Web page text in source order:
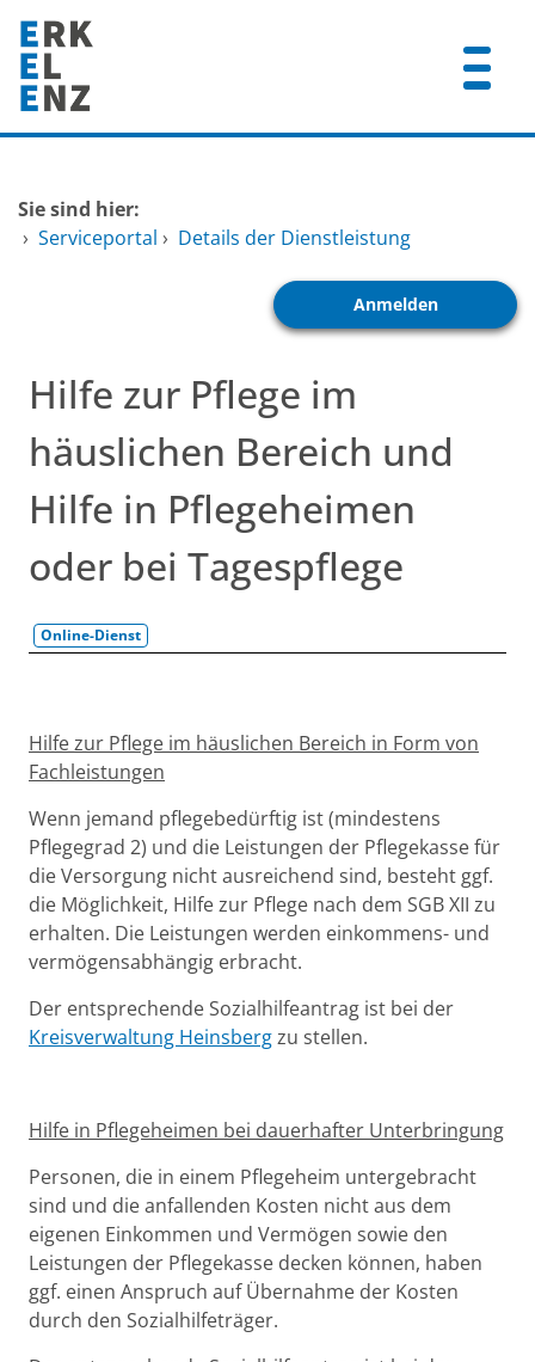
Zum Hauptinhalt springen
Dienstleistungen A-Z
Sie sind hier:
› Serviceportal › Details der Dienstleistung
Anmelden
Hilfe zur Pflege im
häuslichen Bereich und
Hilfe in Pflegeheimen
oder bei Tagespflege
Online-Dienst
Hilfe zur Pflege im häuslichen Bereich in Form von
Fachleistungen
Wenn jemand pflegebedürftig ist (mindestens
Pflegegrad 2) und die Leistungen der Pflegekasse für
die Versorgung nicht ausreichend sind, besteht ggf.
die Möglichkeit, Hilfe zur Pflege nach dem SGB XII zu
erhalten. Die Leistungen werden einkommens- und
vermögensabhängig erbracht.
Der entsprechende Sozialhilfeantrag ist bei der
Kreisverwaltung Heinsbergzu stellen.
Hilfe in Pflegeheimen bei dauerhafter Unterbringung
Personen, die in einem Pflegeheim untergebracht
sind und die anfallenden Kosten nicht aus dem
eigenen Einkommen und Vermögen sowie den
Leistungen der Pflegekasse decken können, haben
ggf. einen Anspruch auf Übernahme der Kosten
durch den Sozialhilfeträger.